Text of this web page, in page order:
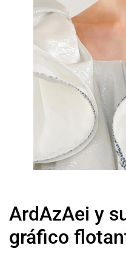
ArdAzAei y
gráfico